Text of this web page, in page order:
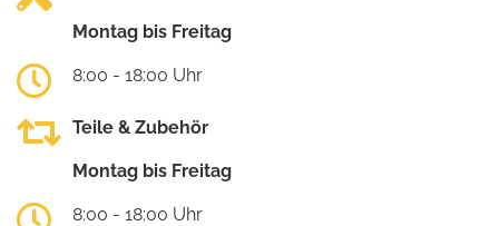
Montag bis Freitag
8:00 - 18:00 Uhr
Teile & Zubehör
Montag bis Freitag
8:00 - 18:00 Uhr